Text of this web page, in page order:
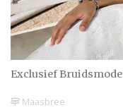
Exclusief Bruidsmode
Maasbree